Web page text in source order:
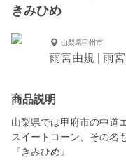
きみひめ
山梨県甲州市
雨宮由規 | 雨
商品説明
山梨県では甲府市の中道
スイートコーン、その名
『きみひめ』